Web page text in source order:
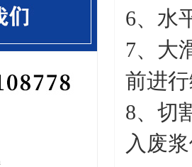
6、水
7、大
前进
8、切
入废